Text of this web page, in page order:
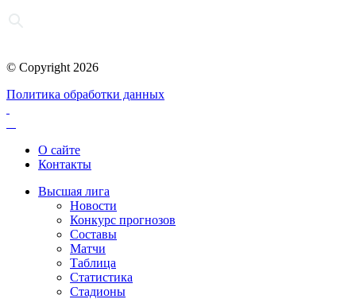
© Copyright 2026
Политика обработки данных
О сайте
Контакты
Высшая лига
Новости
Конкурс прогнозов
Составы
Матчи
Таблица
Статистика
Стадионы